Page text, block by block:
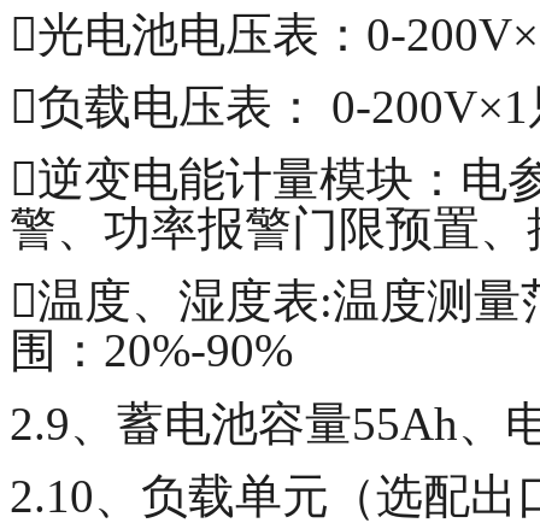
光电池电压表：0-
负载电压表： 0-200V×1
逆变电能计量模块：电
警、功率报警门限预置
温度、湿度表:温度测
围：20%-90%
2.9、蓄电池容量55Ah、
2.10、负载单元（选配出